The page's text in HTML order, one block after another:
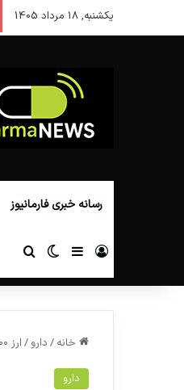
یکشنبه, 18 مرداد 1405
رسانه خبری فارمانیوز
ورود سایدبارتغییر
خانه / دارو / ارز ۲۸۵۰۰ دارو فعلاً سر جایش است
دارو